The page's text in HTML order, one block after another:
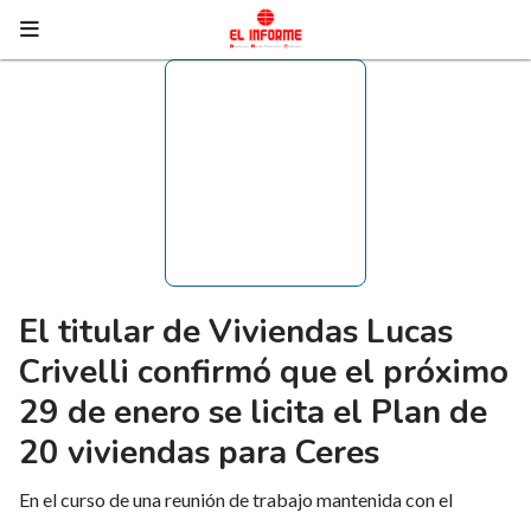
El titular de Viviendas Lucas
Crivelli confirmó que el próximo
29 de enero se licita el Plan de
20 viviendas para Ceres
En el curso de una reunión de trabajo mantenida con el